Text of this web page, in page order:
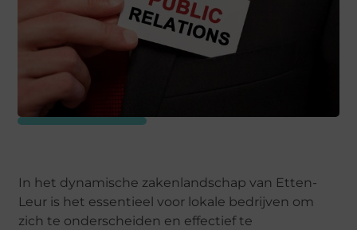
In het dynamische zakenlandschap van Etten-
Leur is het essentieel voor lokale bedrijven om
zich te onderscheiden en effectief te